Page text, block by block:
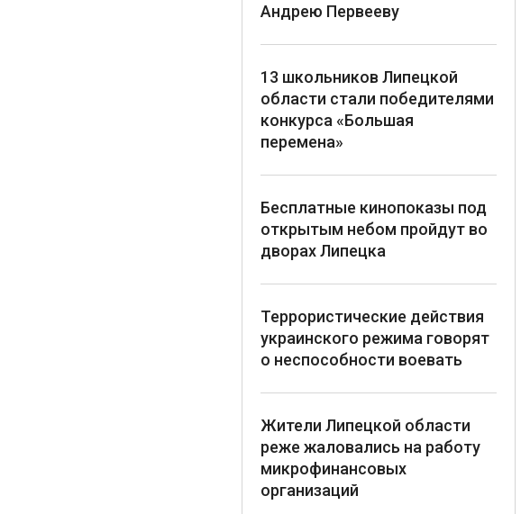
Андрею Первееву
13 школьников Липецкой
области стали победителями
конкурса «Большая
перемена»
Бесплатные кинопоказы под
открытым небом пройдут во
дворах Липецка
Террористические действия
украинского режима говорят
о неспособности воевать
Жители Липецкой области
реже жаловались на работу
микрофинансовых
организаций